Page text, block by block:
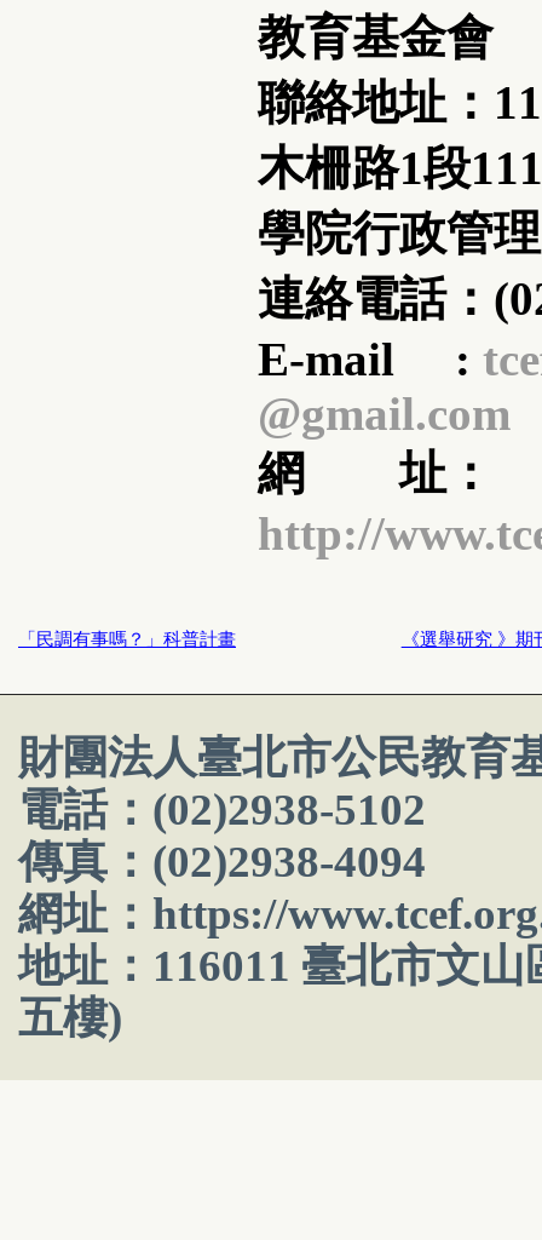
教育基金會
聯絡地址：
木柵路1段
學院行政管
連絡電話：
E-mail :
@gmail.com
網 址：
http://
「民調有事嗎？」科普計畫 《選舉研究 》期
財團法人臺北市公民教育
電話：(02)2938-5102
傳真：(02)2938-4094
網址： https://
地址：116011 臺北市文
五樓)